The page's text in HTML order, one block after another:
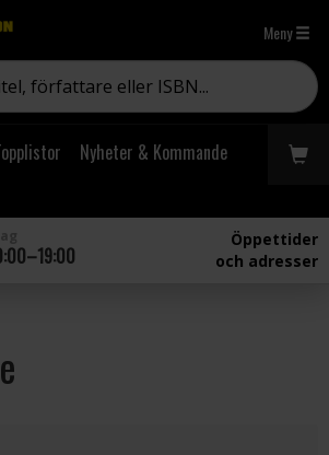
Meny
Nyheter & Kommande
Öppettider
och adresser